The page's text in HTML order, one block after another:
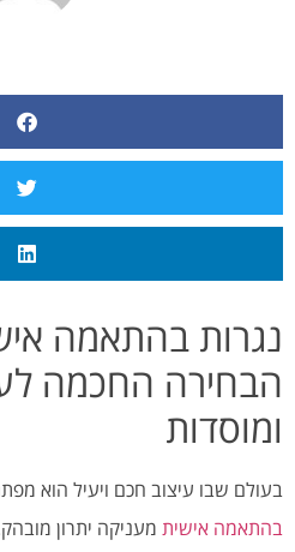
נגרות בהתאמה
הבחירה החכמה
ומוסדות
בעולם שבו עיצוב חכם ויעיל הוא
בהתאמה אישית מעניקה יתרון